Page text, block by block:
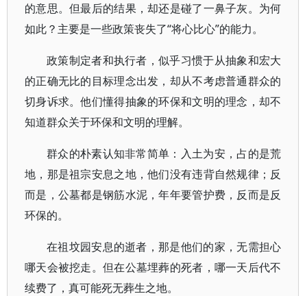
的意思。但最后的结果，却还是碰了一鼻子灰。为何
如此？主要是一些政策丧失了“将心比心”的能力。
政策制定者和执行者，似乎习惯于从抽象和宏大
的正确无比的目标理念出发，却从不考虑普通群众的
切身诉求。他们懂得抽象的环保和文明的理念，却不
知道群众关于环保和文明的理解。
群众的朴素认知非常简单：入土为安，占的是荒
地，那是祖宗安息之地，他们没有违背自然规律；反
而是，公墓都是钢筋水泥，年年要管护费，反而是反
环保的。
在祖坟园安息的逝者，那是他们的家，无需担心
哪天会被挖走。但在公墓埋葬的死者，哪一天后代不
续费了，真可能死无葬生之地。